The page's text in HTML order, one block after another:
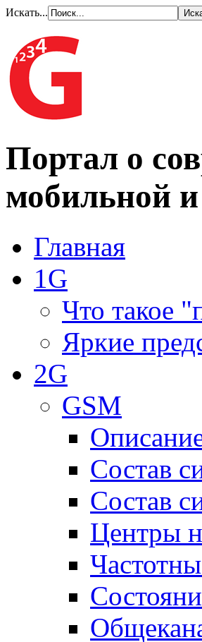
Искать...
Портал о
мобильной и
Главная
1G
Что такое
Яркие
2G
GSM
Состав
Состав
Центры